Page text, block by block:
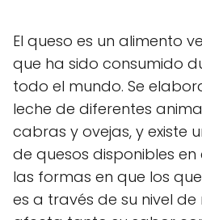
El queso es un alimento
que ha sido consumido
todo el mundo. Se
leche de diferentes
cabras y ovejas, y existe
de quesos disponibles
las formas en que los
es a través de su nivel